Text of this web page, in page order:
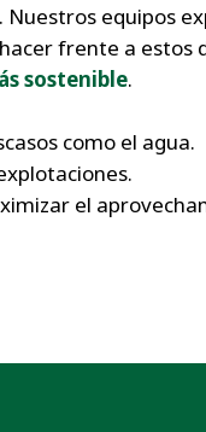
Nuestros equipos
frente a estos
sostenible.
como el agua.
el